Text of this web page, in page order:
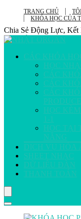
TRANG CHỦ
KHÓA HỌC CỦA
Chia Sẻ Động Lực,
CÁC KHÓA
HỌC
CÁC
CÁC
CÁC
HỌC
1-1
HỌC TẠI
NẴNG
DỊCH VỤ HÒA
SHEET NHẠC
DỮ LIỆU ĐÀN
THANH TOÁN